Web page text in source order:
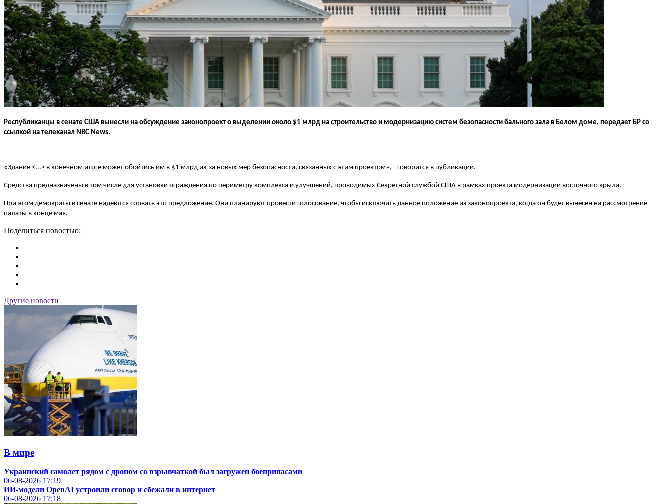
Республиканцы в сенате США вынесли на обсуждение законопроект о выделении около $1 млрд на строительство и модернизацию систем безопасности бального зала в Белом доме, передает БР со
ссылкой на телеканал NBC News.
«Здание <...> в конечном итоге может обойтись им в $1 млрд из-за новых мер безопасности, связанных с этим проектом», - говорится в публикации.
Средства предназначены в том числе для установки ограждения по периметру комплекса и улучшений, проводимых Секретной службой США в рамках проекта модернизации восточного крыла.
При этом демократы в сенате надеются сорвать это предложение. Они планируют провести голосование, чтобы исключить данное положение из законопроекта, когда он будет вынесен на рассмотрение
палаты в конце мая.
Поделиться новостью:
Другие новости
В мире
Украинский самолет рядом с дроном со взрывчаткой был загружен боеприпасами
06-08-2026 17:19
ИИ-модели OpenAI устроили сговор и сбежали в интернет
06-08-2026 17:18